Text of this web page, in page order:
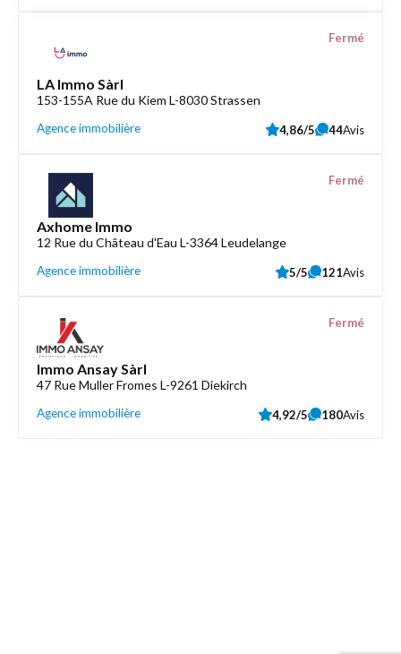
LA Immo Sàrl
153-155A Rue du Kiem L-8030 Strassen
Agence immobilière
Fermé
4,86/5 44Avis
Axhome Immo
12 Rue du Château d'Eau L-3364 Leudelange
Agence immobilière
Fermé
5/5 121Avis
Immo Ansay Sàrl
47 Rue Muller Fromes L-9261 Diekirch
Agence immobilière
Fermé
4,92/5 180Avis